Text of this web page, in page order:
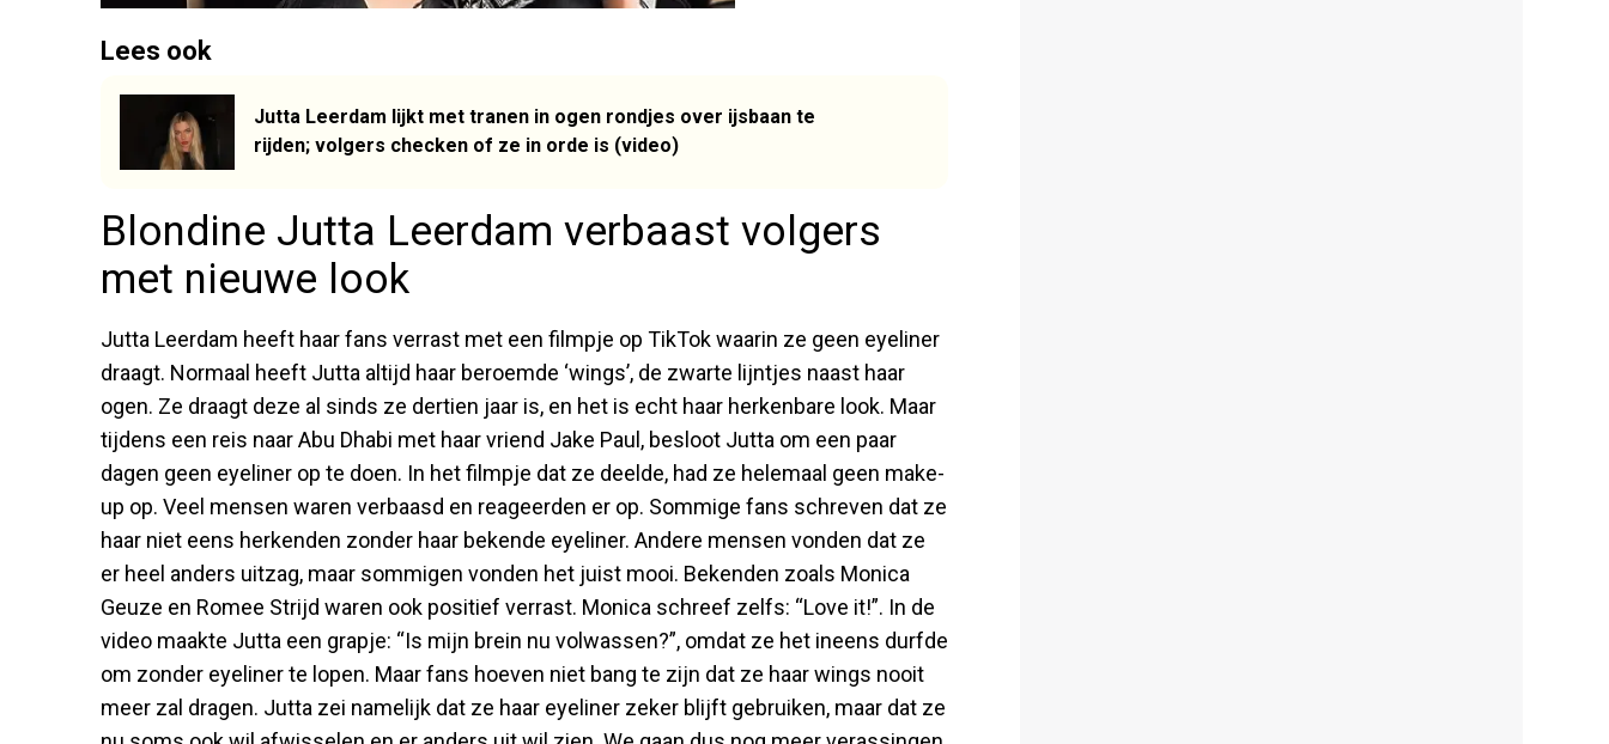
Lees ook
Jutta Leerdam lijkt met tranen in ogen rondjes over ijsbaan te
rijden; volgers checken of ze in orde is (video)
Blondine Jutta Leerdam verbaast volgers
met nieuwe look
Jutta Leerdam heeft haar fans verrast met een filmpje op TikTok waarin ze geen eyeliner
draagt. Normaal heeft Jutta altijd haar beroemde ‘wings’, de zwarte lijntjes naast haar
ogen. Ze draagt deze al sinds ze dertien jaar is, en het is echt haar herkenbare look. Maar
tijdens een reis naar Abu Dhabi met haar vriend Jake Paul, besloot Jutta om een paar
dagen geen eyeliner op te doen. In het filmpje dat ze deelde, had ze helemaal geen make-
up op. Veel mensen waren verbaasd en reageerden er op. Sommige fans schreven dat ze
haar niet eens herkenden zonder haar bekende eyeliner. Andere mensen vonden dat ze
er heel anders uitzag, maar sommigen vonden het juist mooi. Bekenden zoals Monica
Geuze en Romee Strijd waren ook positief verrast. Monica schreef zelfs: “Love it!”. In de
video maakte Jutta een grapje: “Is mijn brein nu volwassen?”, omdat ze het ineens durfde
om zonder eyeliner te lopen. Maar fans hoeven niet bang te zijn dat ze haar wings nooit
meer zal dragen. Jutta zei namelijk dat ze haar eyeliner zeker blijft gebruiken, maar dat ze